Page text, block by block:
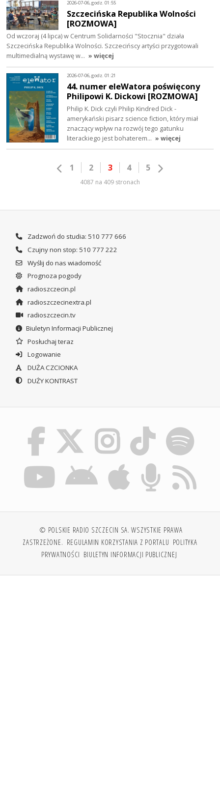
2026-07-06, godz. 01:55
Szczecińska Republika Wolności
[ROZMOWA]
Od wczoraj (4 lipca) w Centrum Solidarności "Stocznia" działa
Szczecińska Republika Wolności. Szczecińscy artyści przygotowali
multimedialną wystawę w… » więcej
2026-07-06, godz. 01:21
44. numer eleWatora poświęcony
Philipowi K. Dickowi [ROZMOWA]
Philip K. Dick czyli Philip Kindred Dick -
amerykański pisarz science fiction, który miał
znaczący wpływ na rozwój tego gatunku
literackiego jest bohaterem… » więcej
1 2 3 4 5
4087 na 409 stronach
Zadzwoń do studia: 510 777 666
Czujny non stop: 510 777 222
Wyślij do nas wiadomość
Prognoza pogody
radioszczecin.pl
radioszczecinextra.pl
radioszczecin.tv
Biuletyn Informacji Publicznej
Posłuchaj teraz
Logowanie
DUŻA CZCIONKA
DUŻY KONTRAST
© POLSKIE RADIO SZCZECIN SA. WSZYSTKIE PRAWA
ZASTRZEŻONE. REGULAMIN KORZYSTANIA Z PORTALU POLITYKA
PRYWATNOŚCI BIULETYN INFORMACJI PUBLICZNEJ